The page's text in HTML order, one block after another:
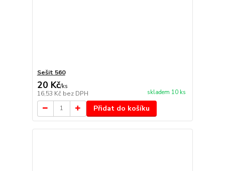
Sešit 560
20 Kč/ks
16,53 Kč bez DPH skladem 10 ks
Přidat do košíku